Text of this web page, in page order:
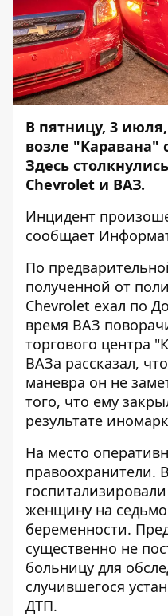
В пятницу, 3
возле "Каравана"
Здесь
Chevrolet и ВАЗ.
Инцидент
сообщает
По
полученной от
Chevrolet ехал по
время ВАЗ
торгового центра
ВАЗа рассказал,
маневра он не
того, что ему
результате
На место
правоохранители.
женщину на
беременности.
существенно не
больницу для
случившегося
ДТП.